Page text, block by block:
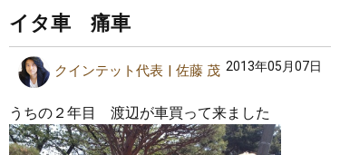
イタ車 痛車
クインテット代表 佐藤 茂 2013年05月07日
うちの２年目 渡辺が車買って来ました